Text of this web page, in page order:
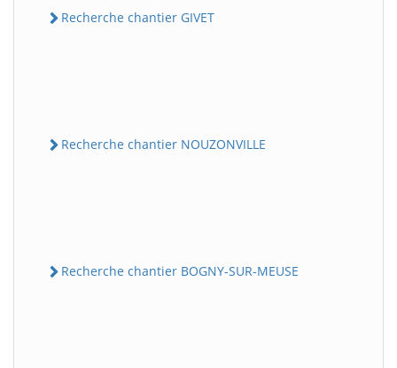
Recherche chantier GIVET
Recherche chantier NOUZONVILLE
Recherche chantier BOGNY-SUR-MEUSE